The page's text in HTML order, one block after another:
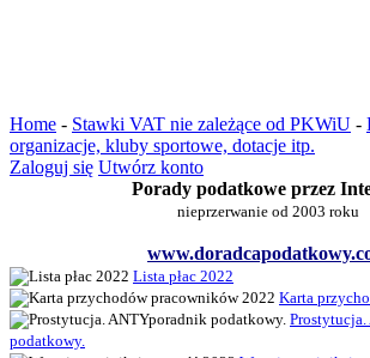
Home - Stawki VAT nie zależące od PKWiU -
organizacje, kluby sportowe, dotacje itp.
Zaloguj się Utwórz konto
Porady podatkowe przez
nieprzerwanie od 2003 roku
Lista płac 2022
Karta
podatkowy.